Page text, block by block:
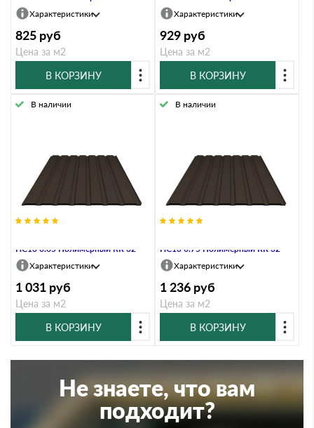
Характеристики
825 руб
Цена за м2
В КОРЗИНУ
Характеристики
929 руб
Цена за м2
В КОРЗИНУ
HC13 0.65 Полимерный RR 32
В наличии
Характеристики
1 031 руб
Цена за м2
В КОРЗИНУ
HC13 0.75 Полимерный RR 32
В наличии
Характеристики
1 236 руб
Цена за м2
В КОРЗИНУ
Не знаете, что вам
подходит?